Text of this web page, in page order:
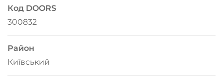
Код DOORS
300832
Район
Київський